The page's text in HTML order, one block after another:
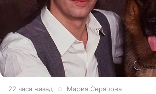
22 часа назад Мария Серяпова